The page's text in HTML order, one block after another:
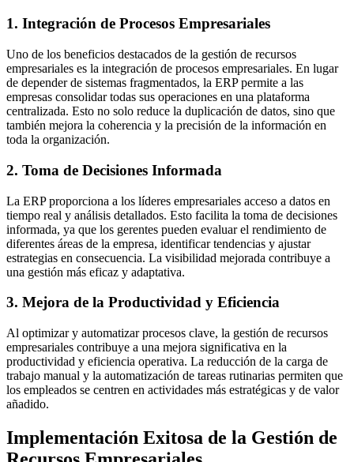
1. Integración de Procesos Empresariales
Uno de los beneficios destacados de la gestión de recursos
empresariales es la integración de procesos empresariales. En lugar
de depender de sistemas fragmentados, la ERP permite a las
empresas consolidar todas sus operaciones en una plataforma
centralizada. Esto no solo reduce la duplicación de datos, sino que
también mejora la coherencia y la precisión de la información en
toda la organización.
2. Toma de Decisiones Informada
La ERP proporciona a los líderes empresariales acceso a datos en
tiempo real y análisis detallados. Esto facilita la toma de decisiones
informada, ya que los gerentes pueden evaluar el rendimiento de
diferentes áreas de la empresa, identificar tendencias y ajustar
estrategias en consecuencia. La visibilidad mejorada contribuye a
una gestión más eficaz y adaptativa.
3. Mejora de la Productividad y Eficiencia
Al optimizar y automatizar procesos clave, la gestión de recursos
empresariales contribuye a una mejora significativa en la
productividad y eficiencia operativa. La reducción de la carga de
trabajo manual y la automatización de tareas rutinarias permiten que
los empleados se centren en actividades más estratégicas y de valor
añadido.
Implementación Exitosa de la Gestión de